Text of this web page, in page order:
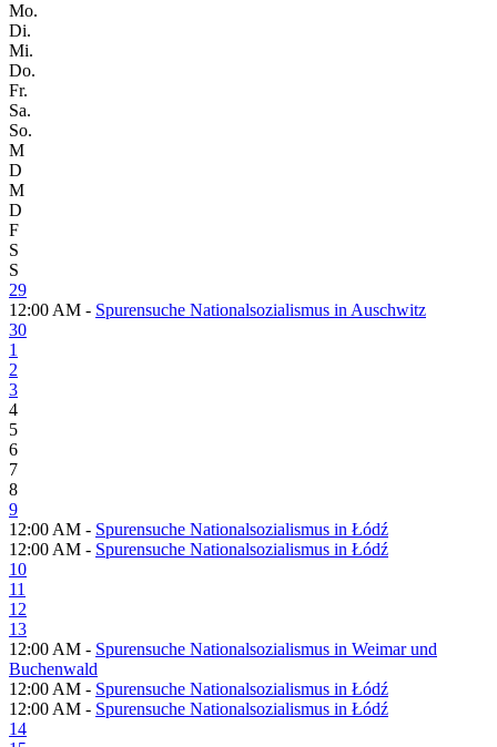
Mo.
Di.
Mi.
Do.
Fr.
Sa.
So.
M
D
M
D
F
S
S
29
12:00 AM - Spurensuche Nationalsozialismus in Auschwitz
30
1
2
3
4
5
6
7
8
9
12:00 AM - Spurensuche Nationalsozialismus in Łódź
12:00 AM - Spurensuche Nationalsozialismus in Łódź
10
11
12
13
12:00 AM - Spurensuche Nationalsozialismus in Weimar und
Buchenwald
12:00 AM - Spurensuche Nationalsozialismus in Łódź
12:00 AM - Spurensuche Nationalsozialismus in Łódź
14